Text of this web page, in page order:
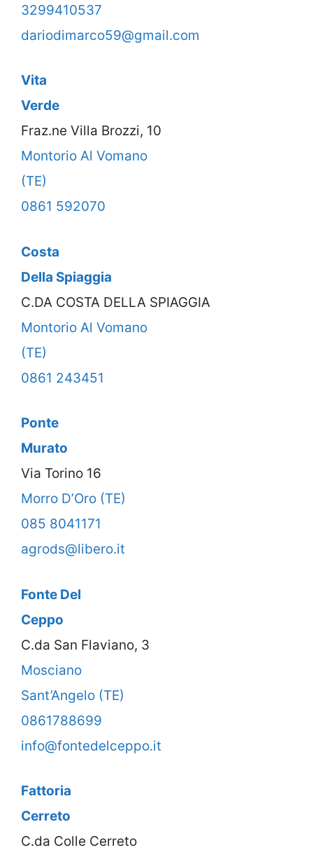
3299410537
dariodimarco59@gmail.com
Vita
Verde
Fraz.ne Villa Brozzi, 10
Montorio Al Vomano
(TE)
0861 592070
Costa
Della Spiaggia
C.DA COSTA DELLA SPIAGGIA
Montorio Al Vomano
(TE)
0861 243451
Ponte
Murato
Via Torino 16
Morro D’Oro (TE)
085 8041171
agrods@libero.it
Fonte Del
Ceppo
C.da San Flaviano, 3
Mosciano
Sant’Angelo (TE)
0861788699
info@fontedelceppo.it
Fattoria
Cerreto
C.da Colle Cerreto